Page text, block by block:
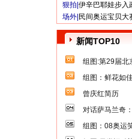
狠拍| 伊辛巴耶娃步入
场外| 民间奥运宝贝大
新闻TOP10
组图:第29届北
组图：鲜花如
曾庆红简历
对话萨马兰奇
组图：08奥运